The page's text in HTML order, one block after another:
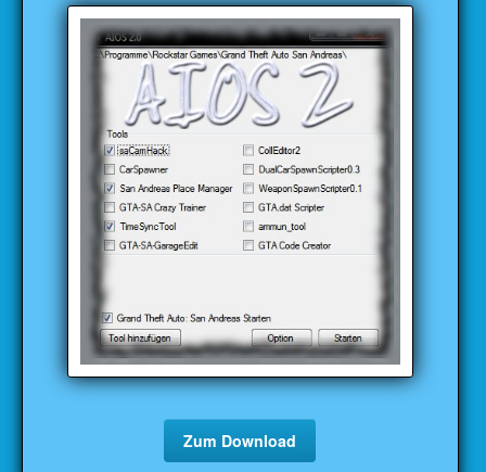
Zum Download